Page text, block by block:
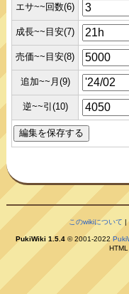
エサ~~回数(6)
成長~~目安(7)
売価~~目安(8)
追加~~月(9)
逆~~引(10)
このwikiについて |
PukiWiki 1.5.4 © 2001-2022